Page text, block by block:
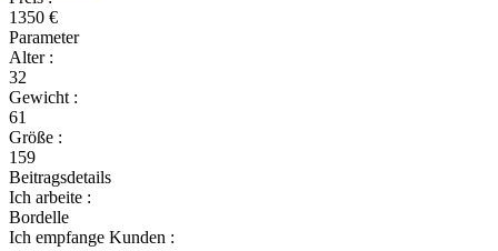
1350 €
Parameter
Alter :
32
Gewicht :
61
Größe :
159
Beitragsdetails
Ich arbeite :
Bordelle
Ich empfange Kunden :